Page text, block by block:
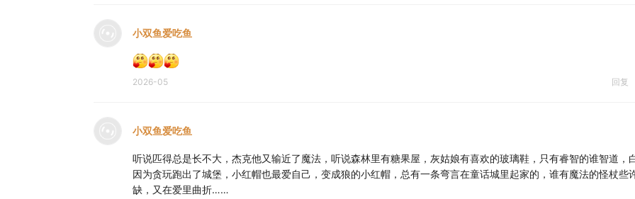
小双鱼爱吃鱼
2026-05 回复
小双鱼爱吃鱼
听说匹得总是长不大，杰克他又输近了魔法，听说森林里有糖果屋，灰姑娘有喜欢的玻璃鞋，只有睿智的谁智道，
因为贪玩跑出了城堡，小红帽也最爱自己，变成狼的小红帽，总有一条弯言在童话城里起家的，谁有魔法的怪杖些
缺，又在爱里曲折……